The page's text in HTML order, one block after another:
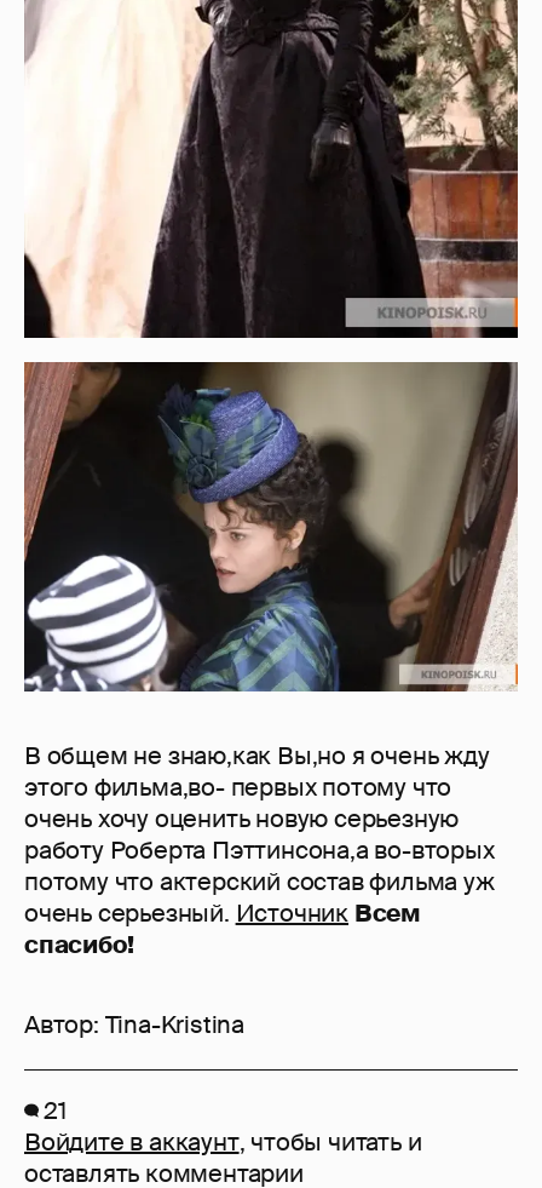
В общем не знаю,как Вы,но я очень жду
этого фильма,во- первых потому что
очень хочу оценить новую серьезную
работу Роберта Пэттинсона,а во-вторых
потому что актерский состав фильма уж
очень серьезный. Источник Всем
спасибо!
Автор: Tina-Kristina
21
Войдите в аккаунт, чтобы читать и
оставлять комментарии